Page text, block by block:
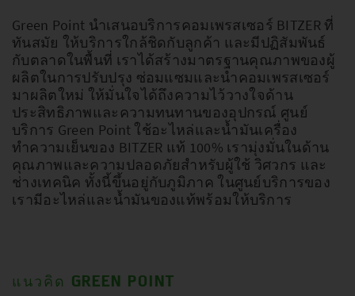
Green Point นำเสนอบริการคอมเพรสเซอร์ BITZER ที่
ทันสมัย ให้บริการใกล้ชิดกับลูกค้า และมีปฏิสัมพันธ์
กับตลาดในพื้นที่ เราได้สร้างมาตรฐานคุณภาพของผู้
ผลิตในการปรับปรุง ซ่อมแซมและนำคอมเพรสเซอร์
มาผลิตใหม่ ให้มั่นใจได้ถึงความไว้วางใจด้าน
ประสิทธิภาพและความทนทานของอุปกรณ์ ศูนย์
บริการ Green Point ใช้อะไหล่และน้ำมันเครื่อง
ทำความเย็นของ BITZER แท้ 100% เรามุ่งมั่นในด้าน
คุณภาพและความปลอดภัยสำหรับผู้ใช้ วิศวกร และ
ช่างเทคนิค ทั้งนี้ขึ้นอยู่กับภูมิภาค ในศูนย์บริการของ
เรามีอะไหล่และน้ำมันของแท้พร้อมให้บริการ
แนวคิด GREEN POINT